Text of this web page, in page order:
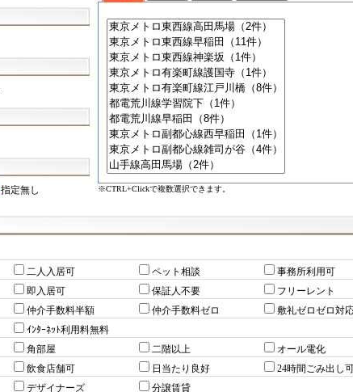
指定無し ※CTRL+Clickで複数選択できます。
二人入居可 ペット相談
事務所利用可
即入居可 保証人不要
フリーレント
仲介手数料半額 仲介手数料ゼロ
敷礼ゼロゼロ対
ｲﾝﾀｰﾈｯﾄ利用料無料
角部屋 二階以上
オール電化
飲食店舗可 日当たり良好
24時間ごみ出し
デザイナーズ 分譲賃貸